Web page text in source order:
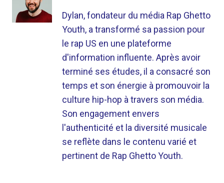
Dylan, fondateur du média Rap Ghetto
Youth, a transformé sa passion pour
le rap US en une plateforme
d'information influente. Après avoir
terminé ses études, il a consacré son
temps et son énergie à promouvoir la
culture hip-hop à travers son média.
Son engagement envers
l'authenticité et la diversité musicale
se reflète dans le contenu varié et
pertinent de Rap Ghetto Youth.